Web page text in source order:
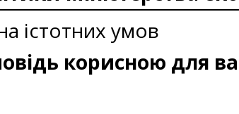
істотних умов
корисною для